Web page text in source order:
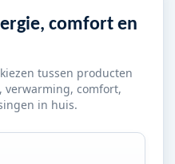
comfort en
tussen producten
verwarming, comfort,
in huis.